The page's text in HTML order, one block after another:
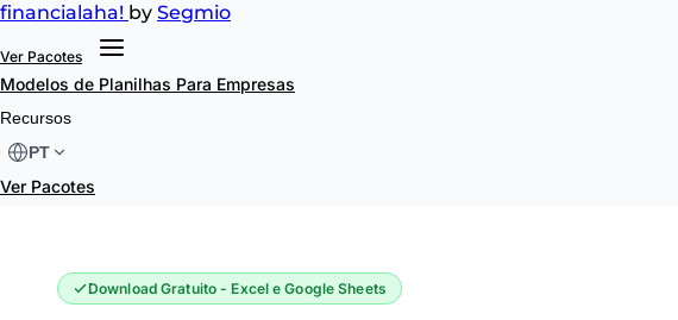
financialaha! by Segmio
Ver Pacotes
Modelos de Planilhas Para Empresas
Recursos
PT
Ver Pacotes
Fatura de Serviços
Download Gratuito - Excel e Google Sheets